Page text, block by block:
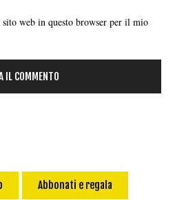
web in questo browser per il mio
Abbonati e regala